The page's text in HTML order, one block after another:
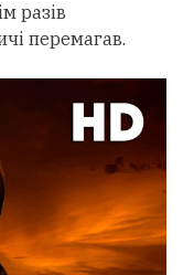
разів
перемагав.